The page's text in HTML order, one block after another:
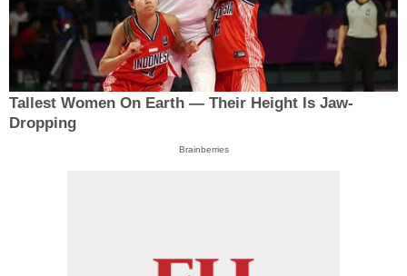
Tallest Women On Earth — Their Height Is Jaw-
Dropping
Brainberries